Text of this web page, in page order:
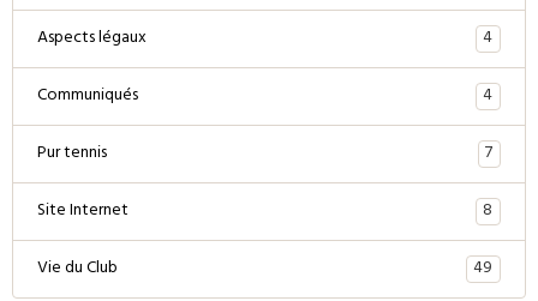
Aspects légaux
4
Communiqués
4
Pur tennis
7
Site Internet
8
Vie du Club
49